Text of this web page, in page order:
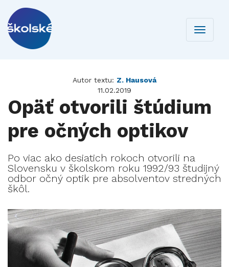
Toggle
Autor textu: Z. Hausová
11.02.2019
Opäť otvorili štúdium
pre očných optikov
Po viac ako desiatich rokoch otvorili na
Slovensku v školskom roku 1992/93 študijný
odbor očný optik pre absolventov stredných
škôl.